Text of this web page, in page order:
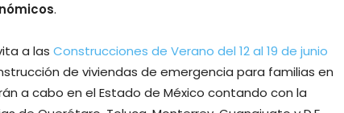
.
a las Construcciones de Verano del 12 al 19 de junio
de viviendas de emergencia para familias en
a cabo en el Estado de México contando con la